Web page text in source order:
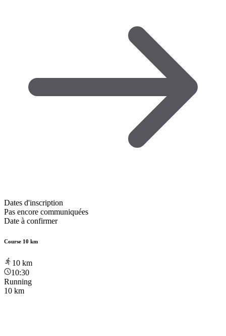
Dates d'inscription
Pas encore communiquées
Date à confirmer
Course 10 km
10 km
10:30
Running
10 km